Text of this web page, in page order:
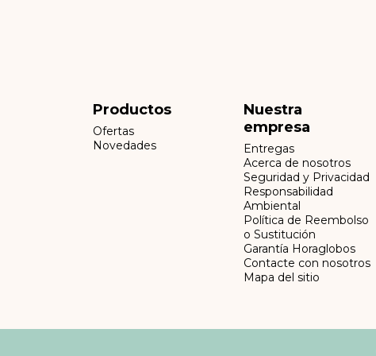
Productos
Ofertas
Novedades
Nuestra
empresa
Entregas
Acerca de nosotros
Seguridad y Privacidad
Responsabilidad
Ambiental
Política de Reembolso
o Sustitución
Garantía Horaglobos
Contacte con nosotros
Mapa del sitio